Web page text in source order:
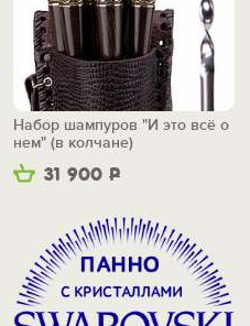
31 900 Р
Набор шампуров "И это всё о
нем" (в колчане)